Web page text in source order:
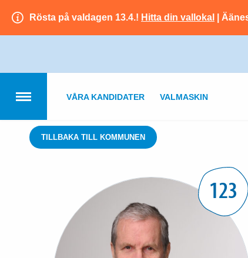
Rösta på valdagen 13.4.! Hitta din vallokal |
VÅRA KANDIDATER VALMASKIN
TILLBAKA TILL KOMMUNEN
123